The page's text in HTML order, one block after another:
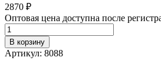
2870 ₽
Оптовая цена доступна после
В корзину
Артикул: 8088